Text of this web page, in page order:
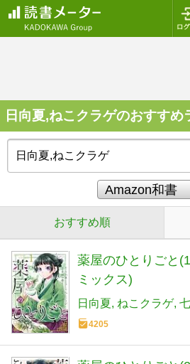
日向夏,ねこクラゲのおすすめ
おすすめ順
薬屋のひとりごと
ミックス)
日向夏 ねこクラゲ
4205